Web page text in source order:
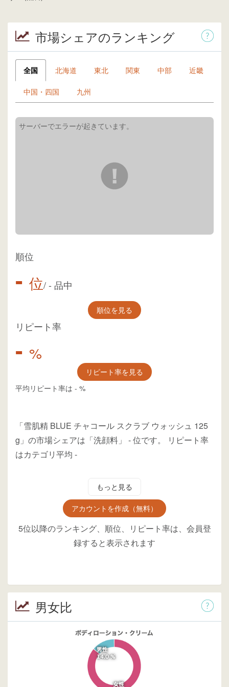
市場シェアのランキング
全国 北海道 東北 関東 中部 近畿
中国・四国 九州
順位
- 位/- 品中
順位を見る
リピート率
- %
リピート率を見る
平均リピート率は - %
「雪肌精 BLUE チャコール スクラブ ウォッシュ 125
g」の市場シェアは「洗顔料」 -位です。
リピート率
はカテゴリ平均 -
もっと見る
アカウントを作成（無料）
5位以降のランキング、順位、リピート率は、会員登
録すると表示されます
男女比